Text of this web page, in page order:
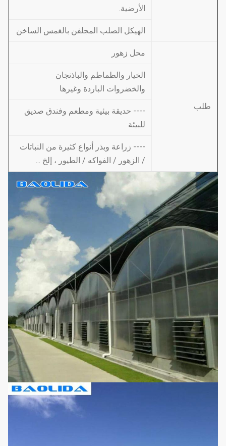
الأرضية.
الهيكل الصلب المجلفن بالغمس الساخن
طلب
محل زهور
الخيار والطماطم والباذنجان
والخضروات الباردة وغيرها
---- حديقة بيئية ومطعم وفندق صديق
للبيئة
---- زراعة وبذر أنواع كثيرة من النباتات
/ الزهور / الفواكه / الطيور ، إلخ ...